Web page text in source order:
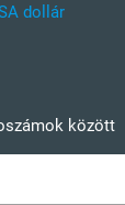
dollár
között